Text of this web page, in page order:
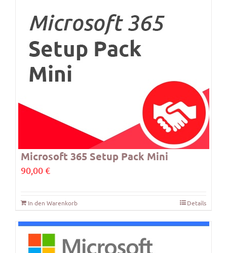
Microsoft 365 Setup Pack Mini
90,00€
In den Warenkorb Details